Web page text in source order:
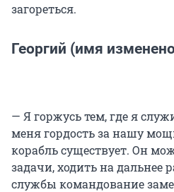
загореться.
Георгий (имя
— Я горжусь тем, где я
меня гордость за нашу
корабль существует. Он
задачи, ходить на дальнее
службы командование